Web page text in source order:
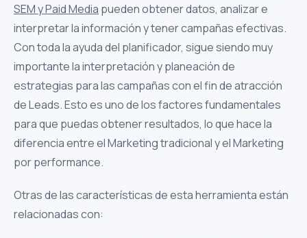
SEM y Paid Media pueden obtener datos, analizar e
interpretar la información y tener campañas efectivas.
Con toda la ayuda del planificador, sigue siendo muy
importante la interpretación y planeación de
estrategias para las campañas con el fin de atracción
de Leads. Esto es uno de los factores fundamentales
para que puedas obtener resultados, lo que hace la
diferencia entre el Marketing tradicional y el Marketing
por performance.
Otras de las características de esta herramienta están
relacionadas con: